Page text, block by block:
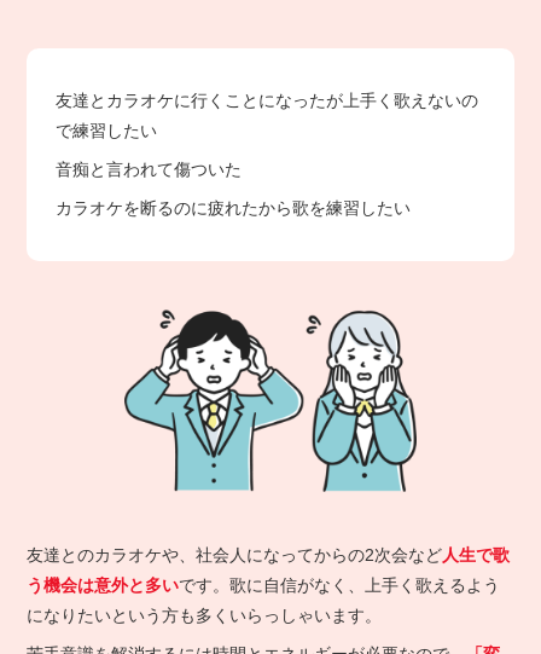
友達とカラオケに行くことになったが上手く歌えないの
で練習したい
音痴と言われて傷ついた
カラオケを断るのに疲れたから歌を練習したい
友達とのカラオケや、社会人になってからの2次会など人生で歌
う機会は意外と多いです。歌に自信がなく、上手く歌えるよう
になりたいという方も多くいらっしゃいます。